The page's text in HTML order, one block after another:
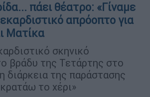
πάει θέατρο: «Γίναμε
απρόοπτο για
Ματίκα
σκηνικό
βράδυ της Τετάρτης στο
διάρκεια της παράστασης
το χέρι»